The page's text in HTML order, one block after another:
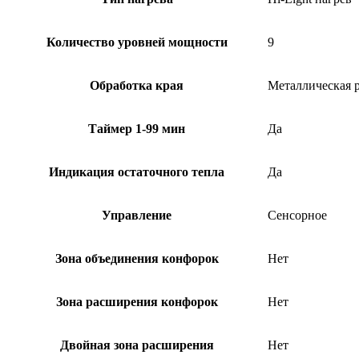
Количество уровней мощности 9
Обработка края Металлическая
Таймер 1-99 мин Да
Индикация остаточного тепла Да
Управление Сенсорное
Зона объединения конфорок Нет
Зона расширения конфорок Нет
Двойная зона расширения Нет